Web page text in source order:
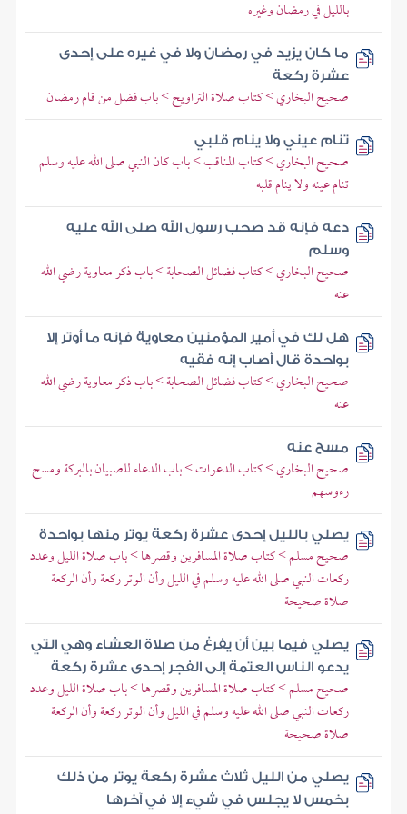
بالليل في رمضان وغيره
ما كان يزيد في رمضان ولا في غيره على إحدى
عشرة ركعة
صحيح البخاري > كتاب صلاة التراويح > باب فضل من قام رمضان
تنام عيني ولا ينام قلبي
صحيح البخاري > كتاب المناقب > باب كان النبي صلى الله عليه وسلم
تنام عينه ولا ينام قلبه
دعه فإنه قد صحب رسول الله صلى الله عليه
وسلم
صحيح البخاري > كتاب فضائل الصحابة > باب ذكر معاوية رضي الله
عنه
هل لك في أمير المؤمنين معاوية فإنه ما أوتر إلا
بواحدة قال أصاب إنه فقيه
صحيح البخاري > كتاب فضائل الصحابة > باب ذكر معاوية رضي الله
عنه
مسح عنه
صحيح البخاري > كتاب الدعوات > باب الدعاء للصبيان بالبركة ومسح
رءوسهم
يصلي بالليل إحدى عشرة ركعة يوتر منها بواحدة
صحيح مسلم > كتاب صلاة المسافرين وقصرها > باب صلاة الليل وعدد
ركعات النبي صلى الله عليه وسلم في الليل وأن الوتر ركعة وأن الركعة
صلاة صحيحة
يصلي فيما بين أن يفرغ من صلاة العشاء وهي التي
يدعو الناس العتمة إلى الفجر إحدى عشرة ركعة
صحيح مسلم > كتاب صلاة المسافرين وقصرها > باب صلاة الليل وعدد
ركعات النبي صلى الله عليه وسلم في الليل وأن الوتر ركعة وأن الركعة
صلاة صحيحة
يصلي من الليل ثلاث عشرة ركعة يوتر من ذلك
بخمس لا يجلس في شيء إلا في آخرها